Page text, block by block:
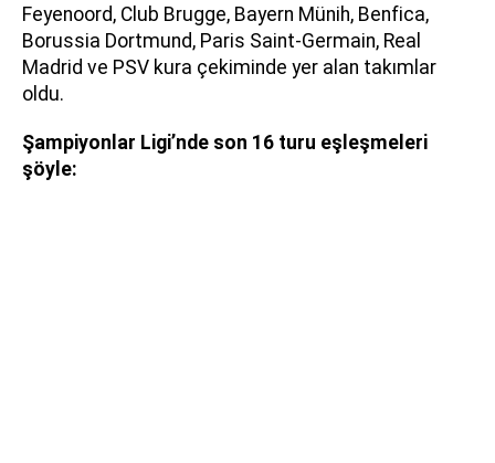
Feyenoord, Club Brugge, Bayern Münih, Benfica,
Borussia Dortmund, Paris Saint-Germain, Real
Madrid ve PSV kura çekiminde yer alan takımlar
oldu.
Şampiyonlar Ligi’nde son 16 turu eşleşmeleri
şöyle: